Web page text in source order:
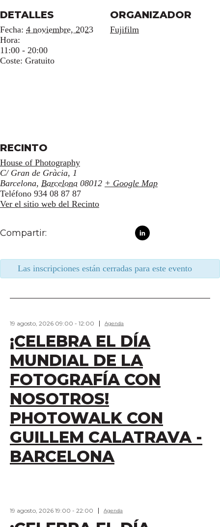
DETALLES
Fecha: 4 noviembre, 2023
Hora:
11:00 - 20:00
Coste: Gratuito
ORGANIZADOR
Fujifilm
RECINTO
House of Photography
C/ Gran de Gràcia, 1
Barcelona, Barcelona 08012 + Google Map
Teléfono 934 08 87 87
Ver el sitio web del Recinto
Compartir:
Las inscripciones están cerradas para este evento
19 agosto, 2026 09:00 - 12:00 Agenda
¡CELEBRA EL DÍA
MUNDIAL DE LA
FOTOGRAFÍA CON
NOSOTROS!
PHOTOWALK CON
GUILLEM CALATRAVA -
BARCELONA
19 agosto, 2026 19:00 - 22:00 Agenda